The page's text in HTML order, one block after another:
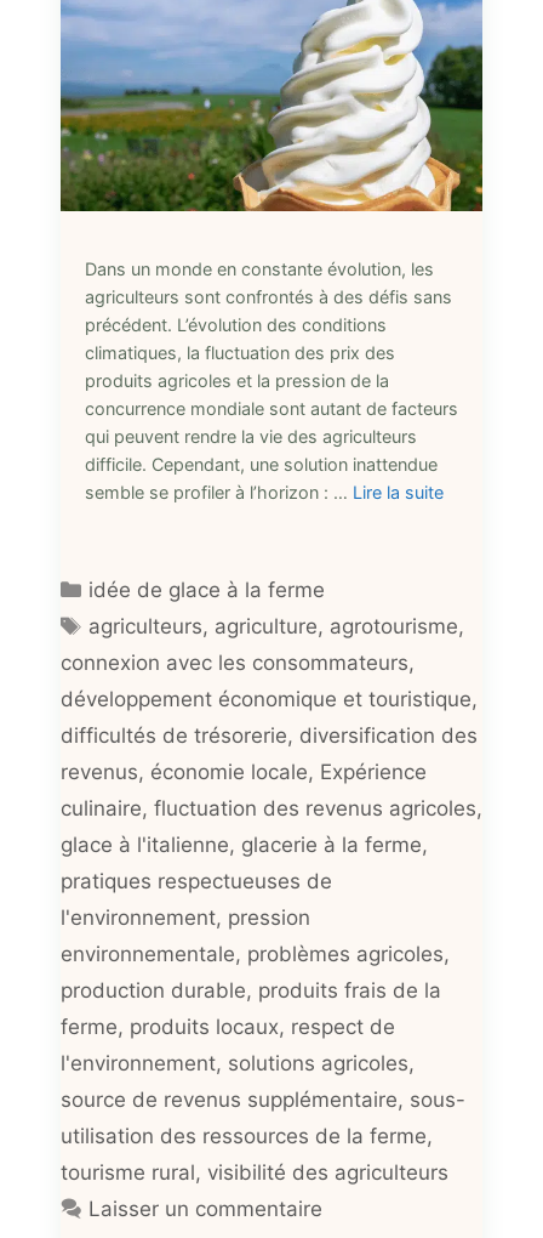
Dans un monde en constante évolution, les
agriculteurs sont confrontés à des défis sans
précédent. L’évolution des conditions
climatiques, la fluctuation des prix des
produits agricoles et la pression de la
concurrence mondiale sont autant de facteurs
qui peuvent rendre la vie des agriculteurs
difficile. Cependant, une solution inattendue
semble se profiler à l’horizon : … Lire la suite
Catégories
idée de glace à la ferme
Étiquettes
agriculteurs, agriculture, agrotourisme,
connexion avec les consommateurs,
développement économique et touristique,
difficultés de trésorerie, diversification des
revenus, économie locale, Expérience
culinaire, fluctuation des revenus agricoles,
glace à l'italienne, glacerie à la ferme,
pratiques respectueuses de
l'environnement, pression
environnementale, problèmes agricoles,
production durable, produits frais de la
ferme, produits locaux, respect de
l'environnement, solutions agricoles,
source de revenus supplémentaire, sous-
utilisation des ressources de la ferme,
tourisme rural, visibilité des agriculteurs
Laisser un commentaire